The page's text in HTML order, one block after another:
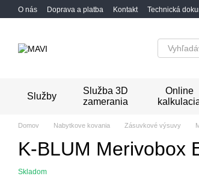
Перейти к основному контенту
O nás Doprava a platba Kontakt Technická
Služby
Služba 3D
zamerania
Online
Domov Nabytkove kovania Zásuvkové výsuvy
K-BLUM Merivobox
Skladom